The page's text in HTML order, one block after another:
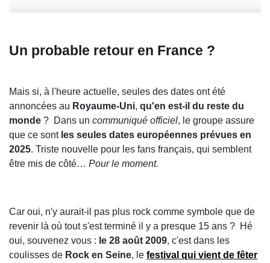
Un probable retour en France ?
Mais si, à l'heure actuelle, seules des dates ont été
annoncées au Royaume-Uni, qu'en est-il du reste du
monde ? Dans un communiqué officiel, le groupe assure
que ce sont les seules dates européennes prévues en
2025. Triste nouvelle pour les fans français, qui semblent
être mis de côté… Pour le moment.
Car oui, n'y aurait-il pas plus rock comme symbole que de
revenir là où tout s'est terminé il y a presque 15 ans ? Hé
oui, souvenez vous : le 28 août 2009, c'est dans les
coulisses de Rock en Seine, le festival qui vient de fêter